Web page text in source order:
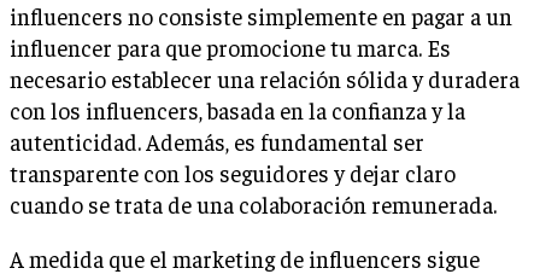
influencers no consiste simplemente en pagar a un
influencer para que promocione tu marca. Es
necesario establecer una relación sólida y duradera
con los influencers, basada en la confianza y la
autenticidad. Además, es fundamental ser
transparente con los seguidores y dejar claro
cuando se trata de una colaboración remunerada.
A medida que el marketing de influencers sigue